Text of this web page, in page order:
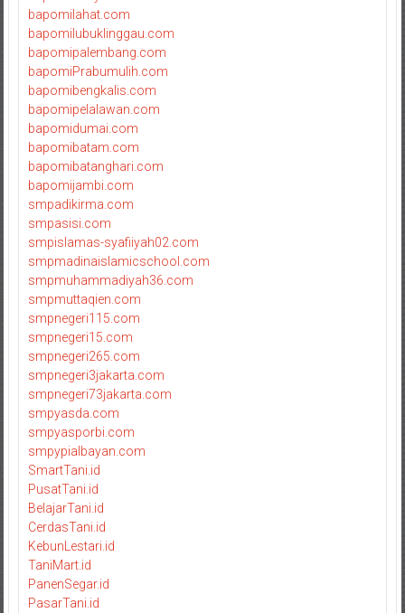
bapomilahat.com
bapomilubuklinggau.com
bapomipalembang.com
bapomiPrabumulih.com
bapomibengkalis.com
bapomipelalawan.com
bapomidumai.com
bapomibatam.com
bapomibatanghari.com
bapomijambi.com
smpadikirma.com
smpasisi.com
smpislamas-syafiiyah02.com
smpmadinaislamicschool.com
smpmuhammadiyah36.com
smpmuttaqien.com
smpnegeri115.com
smpnegeri15.com
smpnegeri265.com
smpnegeri3jakarta.com
smpnegeri73jakarta.com
smpyasda.com
smpyasporbi.com
smpypialbayan.com
SmartTani.id
PusatTani.id
BelajarTani.id
CerdasTani.id
KebunLestari.id
TaniMart.id
PanenSegar.id
PasarTani.id